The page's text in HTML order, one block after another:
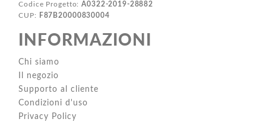
Codice Progetto:A0322-2019-28882
CUP:
F87B20000830004
INFORMAZIONI
Chi siamo
Il negozio
Supporto al cliente
Condizioni d'uso
Privacy Policy